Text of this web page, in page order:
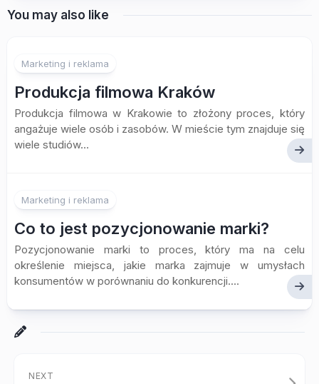
You may also like
Marketing i reklama
Produkcja filmowa Kraków
Produkcja filmowa w Krakowie to złożony proces, który
angażuje wiele osób i zasobów. W mieście tym znajduje się
wiele studiów...
Marketing i reklama
Co to jest pozycjonowanie marki?
Pozycjonowanie marki to proces, który ma na celu
określenie miejsca, jakie marka zajmuje w umysłach
konsumentów w porównaniu do konkurencji....
NEXT